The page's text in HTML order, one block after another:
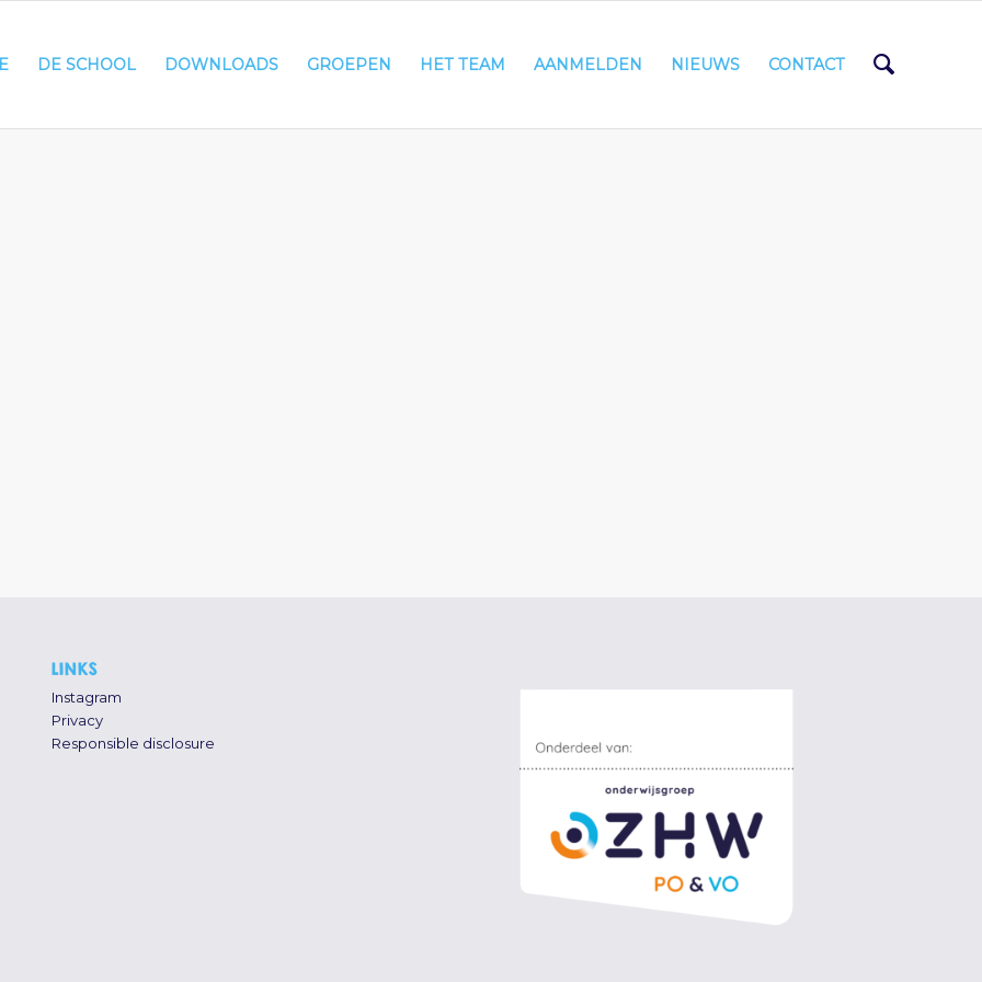
DE SCHOOL DOWNLOADS GROEPEN HET TEAM AANMELDEN NIEUWS CONTACT
LINKS
Instagram
Privacy
Responsible disclosure